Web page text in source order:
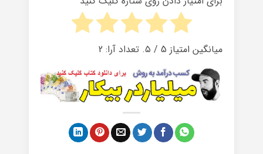
میانگین امتیاز 5/ ۵. تعداد آرا: 2